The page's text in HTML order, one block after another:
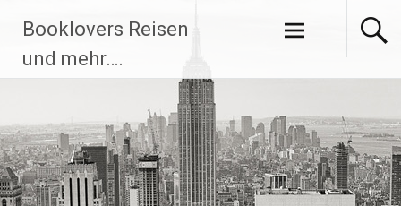
Inhalt
springen
Booklovers Reisen
und mehr….